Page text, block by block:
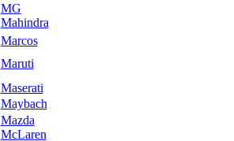
MG
Mahindra
Marcos
Maruti
Maserati
Maybach
Mazda
McLaren